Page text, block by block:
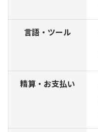
言語・ツール
精算・お支払い